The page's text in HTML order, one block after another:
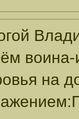
воина-
на